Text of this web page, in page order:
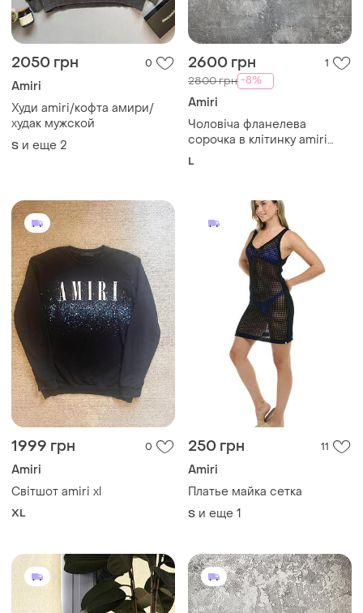
2050 грн 0
Amiri
Худи amiri/кофта амири/
худак мужской
S и еще 2
2600 грн 1
2800 грн -8%
Amiri
Чоловіча фланелева
сорочка в клітинку amiri
амірі зелена біла брендова
логотипом на спині
L
1999 грн 0
Amiri
Світшот amiri xl
XL
250 грн 11
Amiri
Платье майка сетка
S и еще 1